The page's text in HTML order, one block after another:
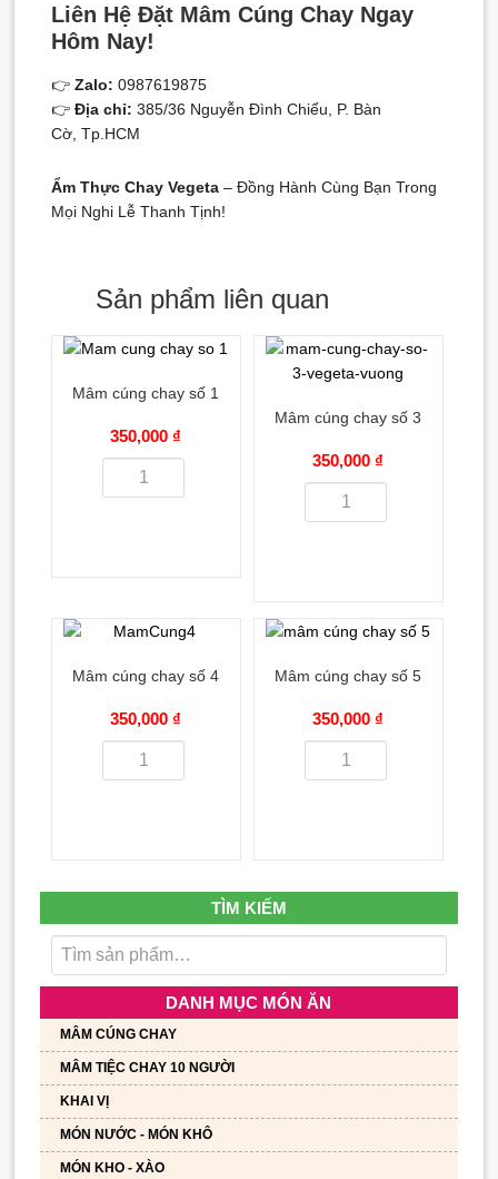
Liên Hệ Đặt Mâm Cúng Chay Ngay
Hôm Nay!
👉 Zalo: 0987619875
👉 Địa chỉ: 385/36 Nguyễn Đình Chiểu, P. Bàn
Cờ, Tp.HCM
Ẩm Thực Chay Vegeta– Đồng Hành Cùng Bạn Trong
Mọi Nghi Lễ Thanh Tịnh!
Sản phẩm liên quan
Mâm cúng chay số 1
350,000 ₫
Mâm cúng chay số 3
350,000 ₫
Mâm cúng chay số 4
350,000 ₫
Mâm cúng chay số 5
350,000 ₫
TÌM KIẾM
DANH MỤC MÓN ĂN
MÂM CÚNG CHAY
MÂM TIỆC CHAY 10 NGƯỜI
KHAI VỊ
MÓN NƯỚC - MÓN KHÔ
MÓN KHO - XÀO